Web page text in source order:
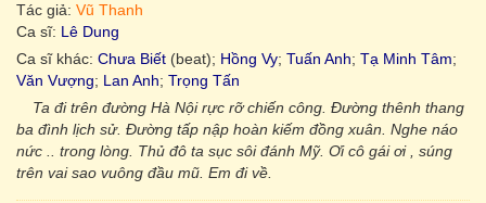
Tác giả: Vũ Thanh
Ca sĩ: Lê Dung
Ca sĩ khác: Chưa Biết (beat); Hồng Vy; Tuấn Anh; Tạ Minh Tâm;
Văn Vượng; Lan Anh; Trọng Tấn
Ta đi trên đường Hà Nội rực rỡ chiến công. Đường thênh thang
ba đình lịch sử. Đường tấp nập hoàn kiếm đồng xuân. Nghe náo
nức .. trong lòng. Thủ đô ta sục sôi đánh Mỹ. Ơi cô gái ơi , súng
trên vai sao vuông đầu mũ. Em đi về.